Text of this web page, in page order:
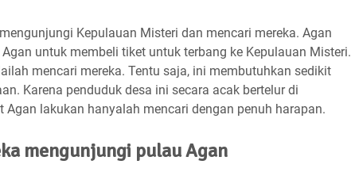
Kepulauan Misteri dan mencari mereka. Agan
untuk membeli tiket untuk terbang ke Kepulauan Misteri.
mencari mereka. Tentu saja, ini membutuhkan sedikit
Karena penduduk desa ini secara acak bertelur di
Agan lakukan hanyalah mencari dengan penuh harapan.
mengunjungi pulau Agan